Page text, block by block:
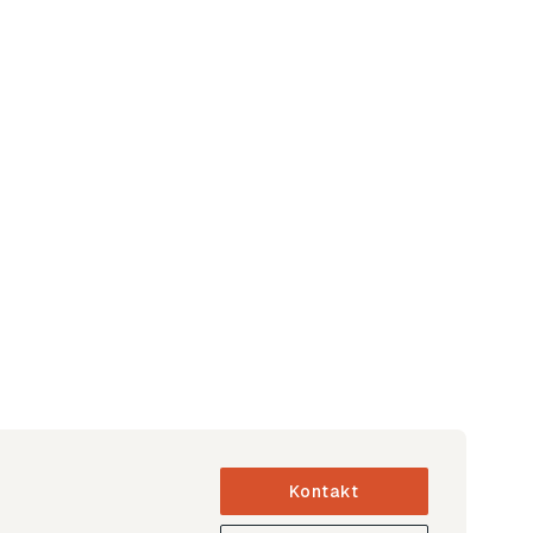
Kontakt